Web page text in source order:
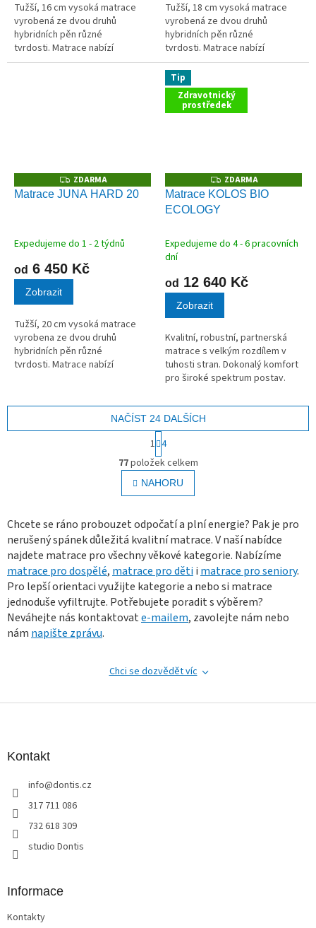
Tužší, 16 cm vysoká matrace
vyrobená ze dvou druhů
hybridních pěn různé
tvrdosti. Matrace nabízí
možnost volby měkčí nebo tužší
Tužší, 18 cm vysoká matrace
vyrobená ze dvou druhů
hybridních pěn různé
tvrdosti. Matrace nabízí
možnost volby měkčí nebo tužší
strany.
Z
D
A
ZDARMA
Matrace JUNA HARD 20
Expedujeme do 1 - 2 týdnů
od 6 450 Kč
Zobrazit
Tužší, 20 cm vysoká matrace
vyrobena ze dvou druhů
hybridních pěn různé
tvrdosti. Matrace nabízí
Tip
Zdravotnický
prostředek
Z
D
A
ZDARMA
Matrace KOLOS BIO
ECOLOGY
Expedujeme do 4 - 6 pracovních
dní
od 12 640 Kč
Zobrazit
Kvalitní, robustní, partnerská
matrace s velkým rozdílem v
tuhosti stran. Dokonalý komfort
pro široké spektrum postav.
O
v
l
á
a
c
í
p
r
v
k
y
i
NAČÍST 24 DALŠÍCH
t
r
á
n
k
v
n
í
1 4
77položek celkem
NAHORU
Chcete se ráno probouzet odpočatí a plní energie? Pak je pro
nerušený spánek důležitá kvalitní matrace. V naší nabídce
najdete matrace pro všechny věkové kategorie. Nabízíme
matrace pro dospělé, matrace pro dětii matrace pro seniory.
Pro lepší orientaci využijte kategorie a nebo si matrace
jednoduše vyfiltrujte. Potřebujete poradit s výběrem?
Neváhejte nás kontaktovate-mailem, zavolejte nám nebo
nám napište zprávu.
Chci se dozvědět víc
Kontakt
info@dontis.cz
317 711 086
732 618 309
studio Dontis
Informace
Kontakty